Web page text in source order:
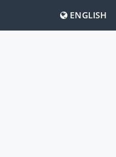
ENGLISH